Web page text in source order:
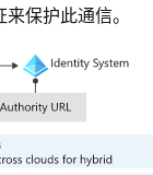
保护此通信。